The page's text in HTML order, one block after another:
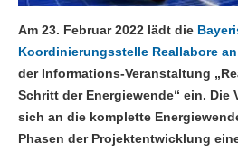
Am 23. Februar 2022 lädt die
Koordinierungsstelle Reallabore
der Informations-Veranstaltung
Schritt der Energiewende“ ein. Die
sich an die komplette
Phasen der Projektentwicklung